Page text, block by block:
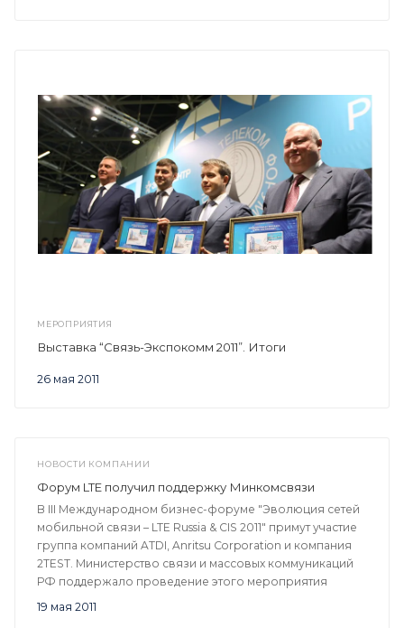
МЕРОПРИЯТИЯ
26 мая 2011
Выставка “Связь-Экспокомм 2011”. Итоги
НОВОСТИ КОМПАНИИ
19 мая 2011
Форум LTE получил поддержку Минкомсвязи
В III Международном бизнес-форуме "Эволюция сетей
мобильной связи – LTE Russia & CIS 2011" примут участие
группа компаний ATDI, Anritsu Corporation и компания
2TEST. Министерство связи и массовых коммуникаций
РФ поддержало проведение этого мероприятия